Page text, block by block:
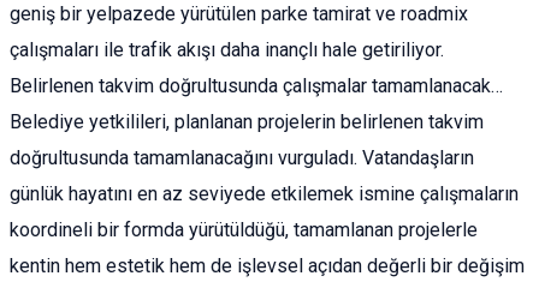
geniş bir yelpazede yürütülen parke tamirat ve roadmix
çalışmaları ile trafik akışı daha inançlı hale getiriliyor.
Belirlenen takvim doğrultusunda çalışmalar tamamlanacak…
Belediye yetkilileri, planlanan projelerin belirlenen takvim
doğrultusunda tamamlanacağını vurguladı. Vatandaşların
günlük hayatını en az seviyede etkilemek ismine çalışmaların
koordineli bir formda yürütüldüğü, tamamlanan projelerle
kentin hem estetik hem de işlevsel açıdan değerli bir değişim